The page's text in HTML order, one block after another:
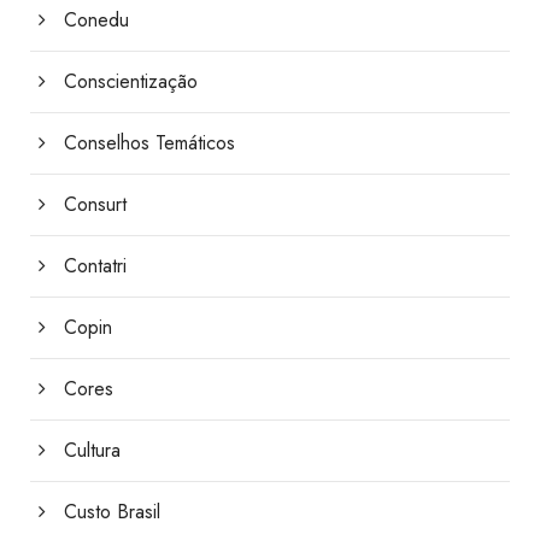
Conedu
Conscientização
Conselhos Temáticos
Consurt
Contatri
Copin
Cores
Cultura
Custo Brasil